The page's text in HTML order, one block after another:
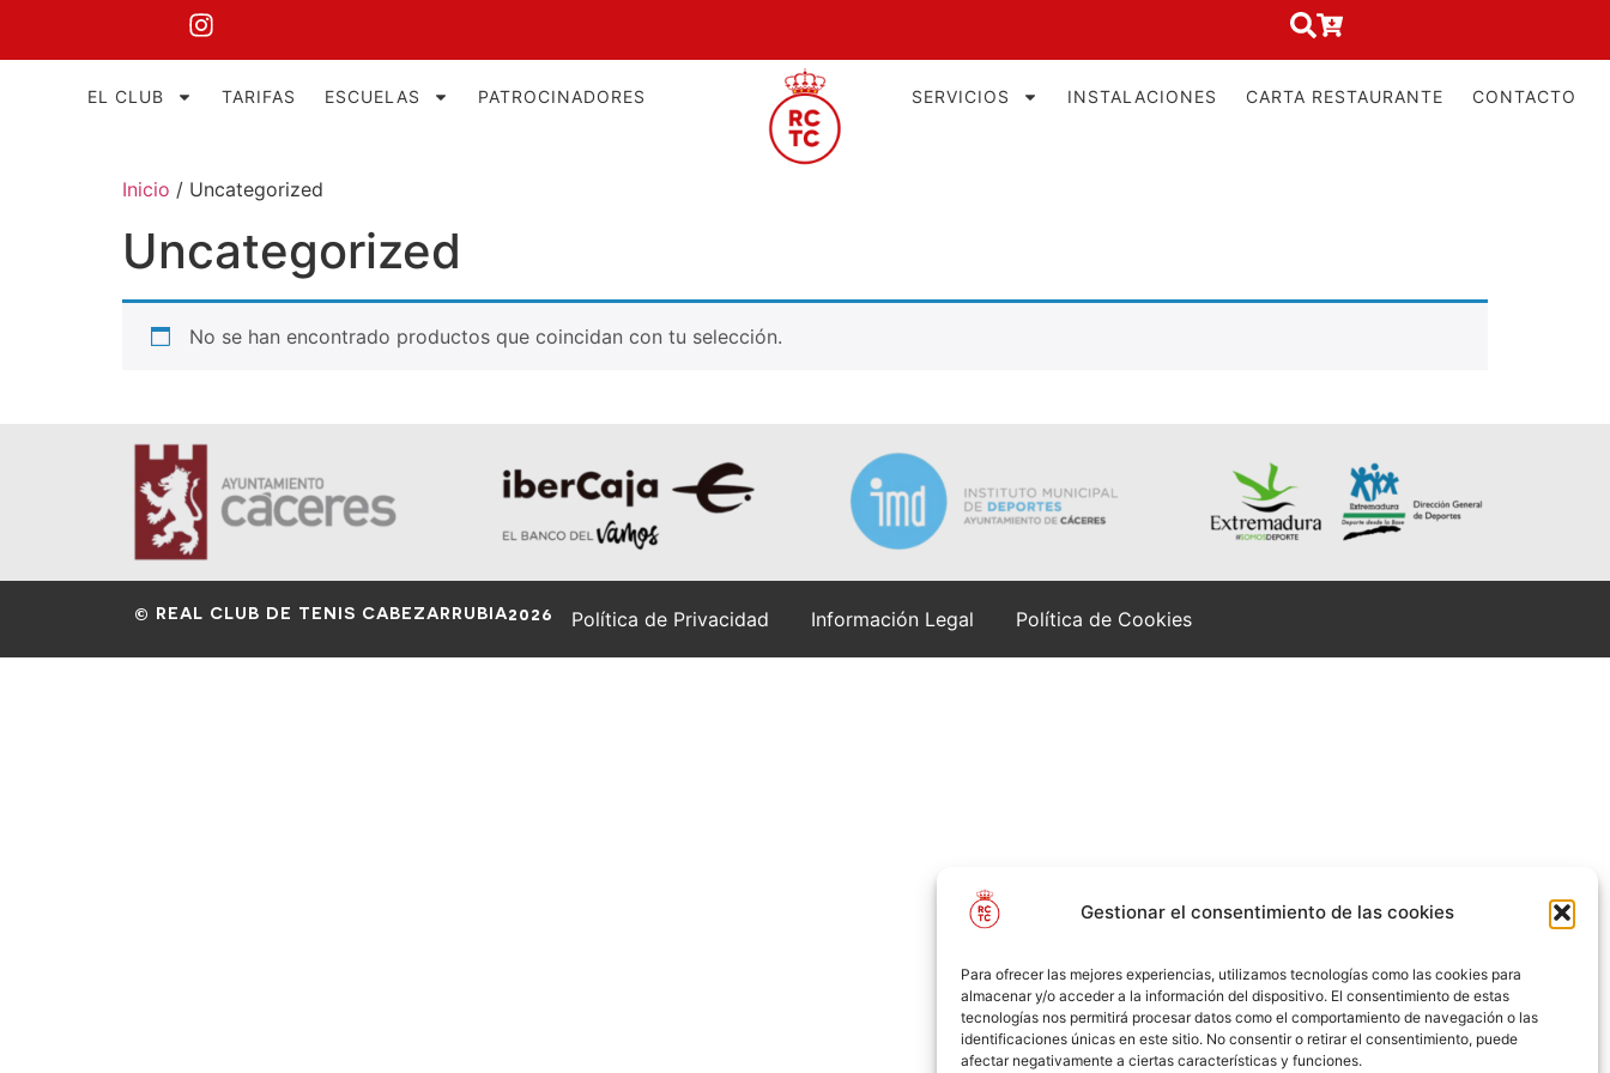
Gestionar el consentimiento de las cookies
Para ofrecer las mejores experiencias, utilizamos tecnologías como las cookies para
almacenar y/o acceder a la información del dispositivo. El consentimiento de estas
tecnologías nos permitirá procesar datos como el comportamiento de navegación o las
identificaciones únicas en este sitio. No consentir o retirar el consentimiento, puede
afectar negativamente a ciertas características y funciones.
EL CLUB TARIFAS ESCUELAS PATROCINADORES SERVICIOS INSTALACIONES CARTA RESTAURANTE CONTACTO
Inicio / Uncategorized
Uncategorized
No se han encontrado productos que coincidan con tu selección.
© REAL CLUB DE TENIS CABEZARRUBIA2026 Política de Privacidad Información Legal Política de Cookies